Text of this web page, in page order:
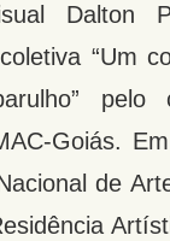
Dalton
“Um
pelo
Goiás.
de